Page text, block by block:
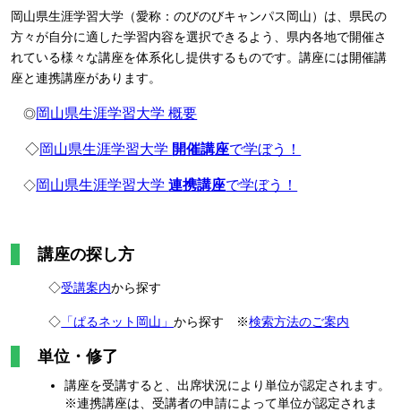
岡山県生涯学習大学（愛称：のびのびキャンパス岡山）は、県民の
方々が自分に適した学習内容を選択できるよう、県内各地で開催さ
れている様々な講座を体系化し提供するものです。講座には開催講
座と連携講座があります。
◎岡山県生涯学習大学 概要
◇岡山県生涯学習大学 開催講座で学ぼう！
◇岡山県生涯学習大学連携講座で学ぼう！
講座の探し方
◇受講案内から探す
◇ 「ぱるネット岡山」から探す ※検索方法のご案内
単位・修了
講座を受講すると、出席状況により単位が認定されます。
※連携講座は、受講者の申請によって単位が認定されま